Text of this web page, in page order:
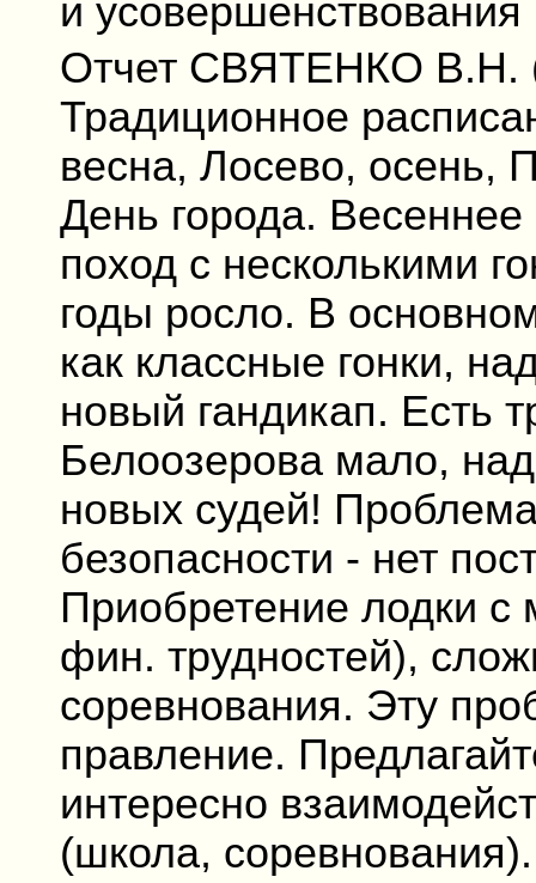
и
Отчет СВЯТЕНКО В.Н.
Традиционное
весна, Лосево, осень,
День города.
поход с несколькими
годы росло. В
как классные гонки,
новый гандикап. Есть
Белоозерова мало,
новых судей!
безопасности - нет
Приобретение лодки с
фин. трудностей),
соревнования. Эту
правление.
интересно
(школа, соревнования).